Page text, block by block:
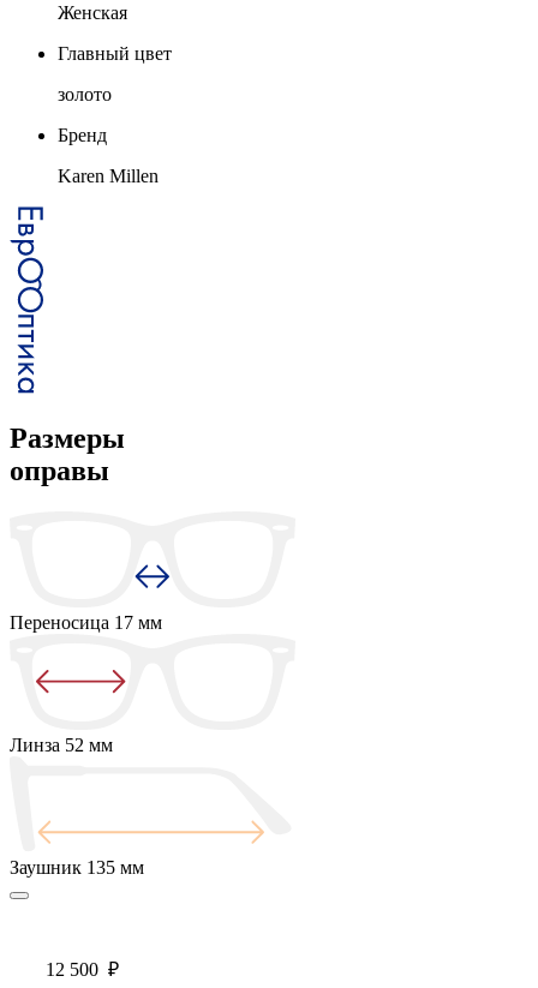
Женская
Главный цвет
золото
Бренд
Karen Millen
Размеры
оправы
Переносица 17 мм
Линза 52 мм
Заушник 135 мм
12 500 ₽